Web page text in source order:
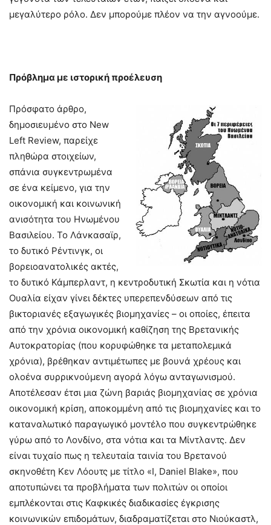
μεγαλύτερο ρόλο. Δεν μπορούμε πλέον να την αγνοούμε.
Πρόβλημα με ιστορική προέλευση
Πρόσφατο άρθρο,
δημοσιευμένο στο New
Left Review, παρείχε
πληθώρα στοιχείων,
σπάνια συγκεντρωμένα
σε ένα κείμενο, για την
οικονομική και κοινωνική
ανισότητα του Ηνωμένου
Βασιλείου. Το Λάνκασαϊρ,
το δυτικό Ρέντινγκ, οι
βορειοανατολικές ακτές,
το δυτικό Κάμπερλαντ, η κεντροδυτική Σκωτία και η νότια
Ουαλία είχαν γίνει δέκτες υπερεπενδύσεων από τις
βικτοριανές εξαγωγικές βιομηχανίες – οι οποίες, έπειτα
από την χρόνια οικονομική καθίζηση της Βρετανικής
Αυτοκρατορίας (που κορυφώθηκε τα μεταπολεμικά
χρόνια), βρέθηκαν αντιμέτωπες με βουνά χρέους και
ολοένα συρρικνούμενη αγορά λόγω ανταγωνισμού.
Αποτέλεσαν έτσι μια ζώνη βαριάς βιομηχανίας σε χρόνια
οικονομική κρίση, αποκομμένη από τις βιομηχανίες και το
καταναλωτικό παραγωγικό μοντέλο που συγκεντρώθηκε
γύρω από το Λονδίνο, στα νότια και τα Μίντλαντς. Δεν
είναι τυχαίο πως η τελευταία ταινία του Βρετανού
σκηνοθέτη Κεν Λόουτς με τίτλο «I, Daniel Blake», που
αποτυπώνει τα προβλήματα των πολιτών οι οποίοι
εμπλέκονται στις Καφκικές διαδικασίες έγκρισης
κοινωνικών επιδομάτων, διαδραματίζεται στο Νιούκαστλ,